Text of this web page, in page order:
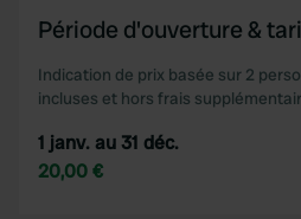
our social media, advertising
provided to them or that they’ve
Période d'ouverture &
Indication de prix basée sur 2
incluses et hors frais
1 janv. au 31 déc.
20,00 €